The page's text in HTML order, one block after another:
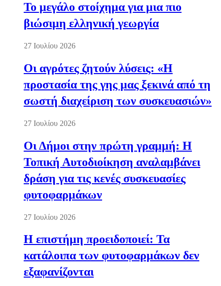
Το μεγάλο στοίχημα για μια πιο
βιώσιμη ελληνική γεωργία
27 Ιουλίου 2026
Οι αγρότες ζητούν λύσεις: «Η
προστασία της γης μας ξεκινά από τη
σωστή διαχείριση των συσκευασιών»
27 Ιουλίου 2026
Οι Δήμοι στην πρώτη γραμμή: Η
Τοπική Αυτοδιοίκηση αναλαμβάνει
δράση για τις κενές συσκευασίες
φυτοφαρμάκων
27 Ιουλίου 2026
Η επιστήμη προειδοποιεί: Τα
κατάλοιπα των φυτοφαρμάκων δεν
εξαφανίζονται